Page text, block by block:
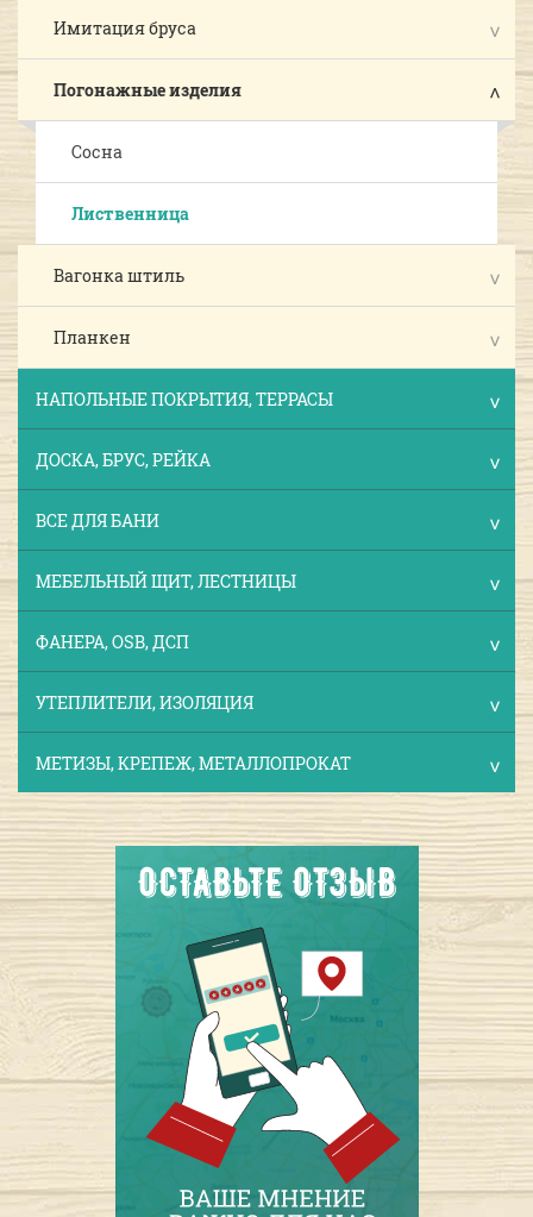
Имитация бруса
Погонажные изделия
Сосна
Лиственница
Вагонка штиль
Планкен
НАПОЛЬНЫЕ ПОКРЫТИЯ, ТЕРРАСЫ
ДОСКА, БРУС, РЕЙКА
ВСЕ ДЛЯ БАНИ
МЕБЕЛЬНЫЙ ЩИТ, ЛЕСТНИЦЫ
ФАНЕРА, OSB, ДСП
УТЕПЛИТЕЛИ, ИЗОЛЯЦИЯ
МЕТИЗЫ, КРЕПЕЖ, МЕТАЛЛОПРОКАТ